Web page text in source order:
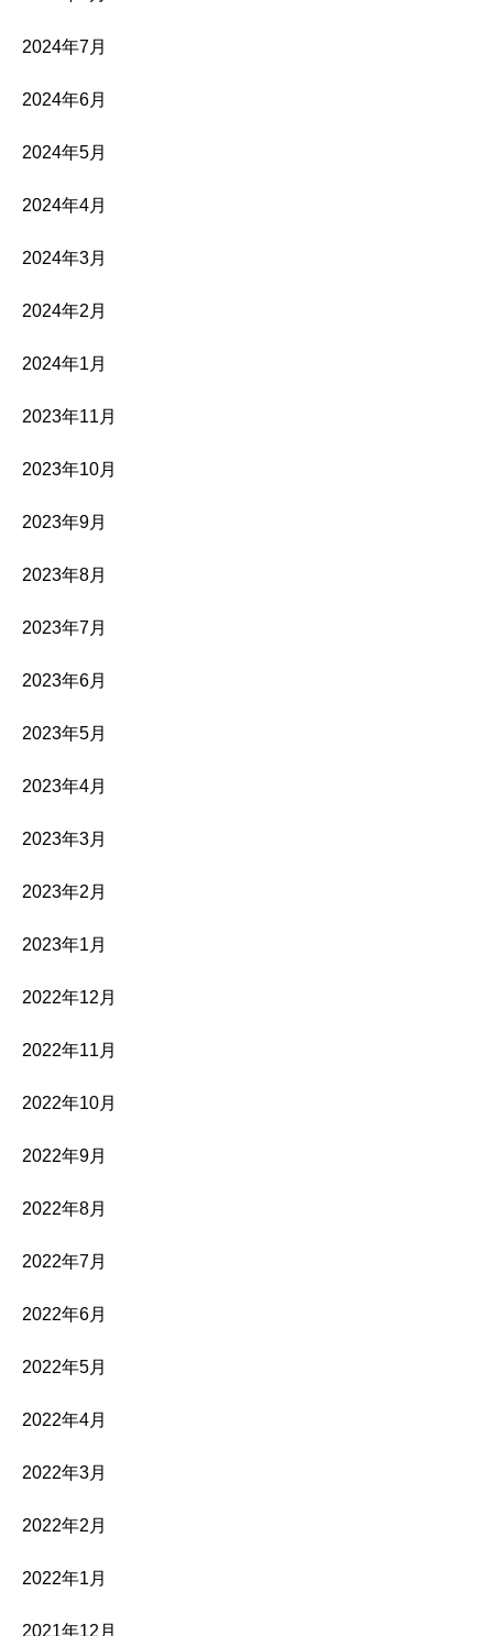
2024年7月
2024年6月
2024年5月
2024年4月
2024年3月
2024年2月
2024年1月
2023年11月
2023年10月
2023年9月
2023年8月
2023年7月
2023年6月
2023年5月
2023年4月
2023年3月
2023年2月
2023年1月
2022年12月
2022年11月
2022年10月
2022年9月
2022年8月
2022年7月
2022年6月
2022年5月
2022年4月
2022年3月
2022年2月
2022年1月
2021年12月